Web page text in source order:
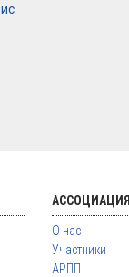
АССОЦИАЦИЯ
О нас
Участники
АРПП